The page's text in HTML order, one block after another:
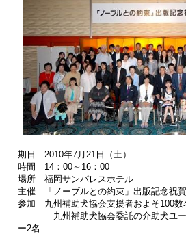
期日 2010年7月21日（土）
時間 14：00～16：00
場所 福岡サンパレスホテル
主催 「ノーブルとの約束」出版記念祝
参加 九州補助犬協会支援者およそ100数
九州補助犬協会委託の介助犬ユー
ー2名